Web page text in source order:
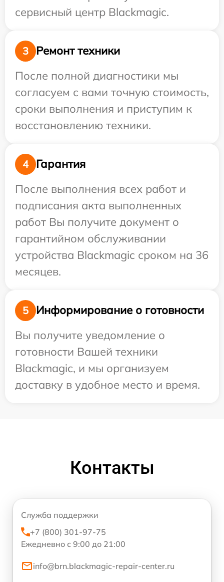
сервисный центр Blackmagic.
3
Ремонт техники
После полной диагностики мы
согласуем с вами точную стоимость,
сроки выполнения и приступим к
восстановлению техники.
4
Гарантия
После выполнения всех работ и
подписания акта выполненных
работ Вы получите документ о
гарантийном обслуживании
устройства Blackmagic сроком на 36
месяцев.
5
Информирование о готовности
Вы получите уведомление о
готовности Вашей техники
Blackmagic, и мы организуем
доставку в удобное место и время.
Контакты
Служба поддержки
+7 (800) 301-97-75
Ежедневно с 9:00 до 21:00
info@brn.blackmagic-repair-center.ru